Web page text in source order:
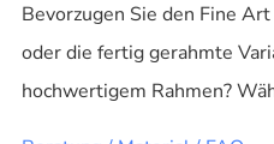
Bevorzugen Sie den Fine
oder die fertig gerahmte
hochwertigem Rahmen?